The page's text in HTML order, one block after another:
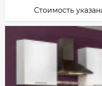
Стоимость